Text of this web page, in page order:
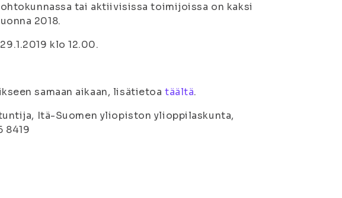
tai aktiivisissa toimijoissa on kaksi
2018.
klo 12.00.
samaan aikaan, lisätietoa täältä.
Itä-Suomen yliopiston ylioppilaskunta,
8419